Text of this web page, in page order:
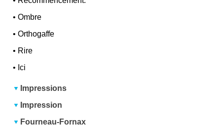
•Ombre
•Orthogaffe
• Rire
• Ici
Impressions
Impression
Fourneau-Fornax